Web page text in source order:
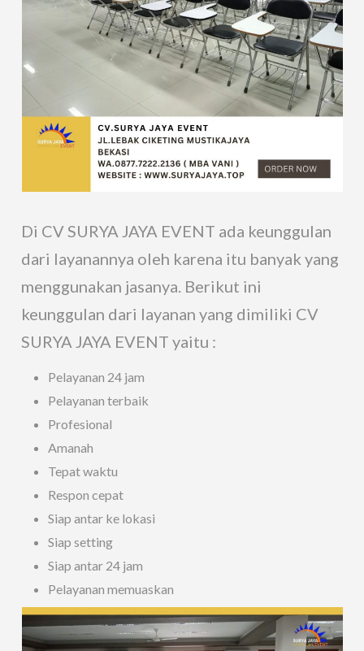
Di CV SURYA JAYA EVENT ada keunggulan
dari layanannya oleh karena itu banyak yang
menggunakan jasanya. Berikut ini
keunggulan dari layanan yang dimiliki CV
SURYA JAYA EVENT yaitu :
Pelayanan 24 jam
Pelayanan terbaik
Profesional
Amanah
Tepat waktu
Respon cepat
Siap antar ke lokasi
Siap setting
Siap antar 24 jam
Pelayanan memuaskan